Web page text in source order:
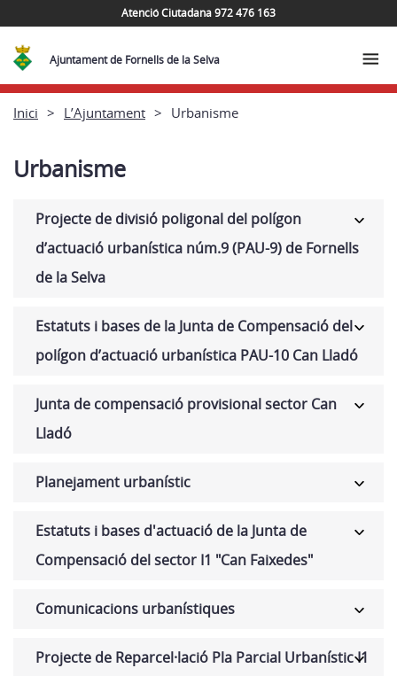
Atenció Ciutadana 972 476 163
Ajuntament de Fornells de la Selva
Inici L’Ajuntament Urbanisme
Urbanisme
Projecte de divisió poligonal del polígon
d’actuació urbanística núm.9 (PAU-9) de Fornells
de la Selva
Estatuts i bases de la Junta de Compensació del
polígon d’actuació urbanística PAU-10 Can Lladó
Junta de compensació provisional sector Can
Lladó
Planejament urbanístic
Estatuts i bases d'actuació de la Junta de
Compensació del sector I1 "Can Faixedes"
Comunicacions urbanístiques
Projecte de Reparcel·lació Pla Parcial Urbanístic I1